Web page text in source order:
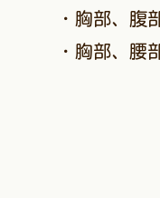
・胸部、腹
・胸部、腰